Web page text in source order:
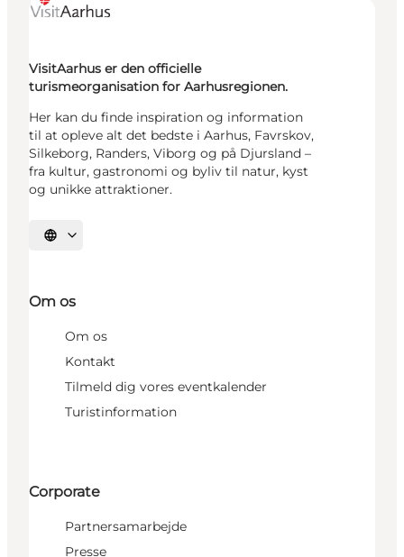
VisitAarhus er den officielle
turismeorganisation for Aarhusregionen.
Her kan du finde inspiration og information
til at opleve alt det bedste i Aarhus, Favrskov,
Silkeborg, Randers, Viborg og på Djursland –
fra kultur, gastronomi og byliv til natur, kyst
og unikke attraktioner.
Vælg sprog
Om os
Om os
Kontakt
Tilmeld dig vores eventkalender
Turistinformation
Corporate
Partnersamarbejde
Presse